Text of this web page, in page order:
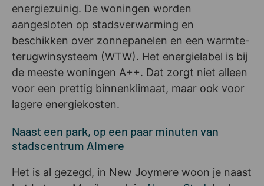
energiezuinig. De woningen worden
aangesloten op stadsverwarming en
beschikken over zonnepanelen en een warmte-
terugwinsysteem (WTW). Het energielabel is bij
de meeste woningen A++. Dat zorgt niet alleen
voor een prettig binnenklimaat, maar ook voor
lagere energiekosten.
Naast een park, op een paar minuten van
stadscentrum Almere
Het is al gezegd, in New Joymere woon je naast